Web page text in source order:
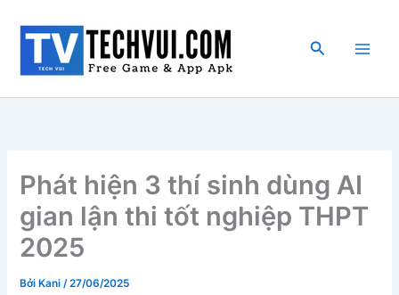
dung
Tìm
Phát hiện 3 thí sinh dùng AI
gian lận thi tốt nghiệp THPT
2025
Bởi Kani/27/06/2025